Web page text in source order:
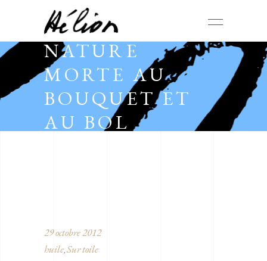
NATURE
MORTE AU
BOUQUET ET
AU BOL
29 octobre 2012
huile, Sur toile